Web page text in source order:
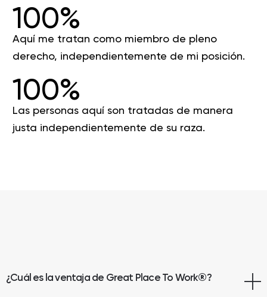
100%
Aquí me tratan como miembro de pleno
derecho, independientemente de mi posición.
100%
Las personas aquí son tratadas de manera
justa independientemente de su raza.
¿Cuál es la ventaja de Great Place To Work®?